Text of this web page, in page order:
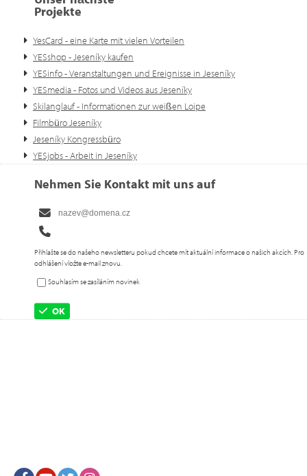
Projekte
YesCard - eine Karte mit vielen Vorteilen
YESshop - Jeseníky kaufen
YESinfo - Veranstaltungen und Ereignisse in Jeseníky
YESmedia - Fotos und Videos aus Jeseníky
Skilanglauf - Informationen zur weißen Loipe
Filmbüro Jeseníky
Jeseníky Kongressbüro
YESjobs - Arbeit in Jeseníky
Nehmen Sie Kontakt mit uns auf
Přihlašte se do našeho newsletteru pokud chcete mít aktuální informace o našich akcích. Pro
odhlášení vložte e-mail znovu.
Souhlasím se zasíláním novinek
OK